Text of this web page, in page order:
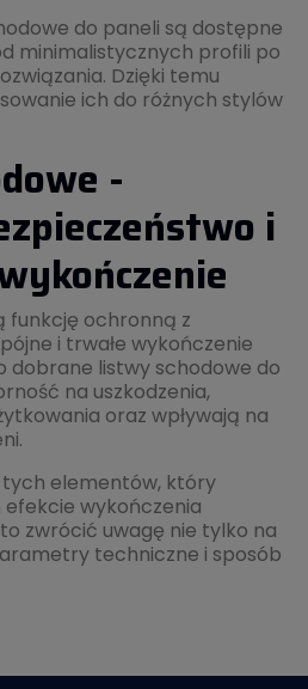
do paneli są dostępne
minimalistycznych profili po
Dzięki temu
ich do różnych stylów
-
i
funkcję ochronną z
i trwałe wykończenie
dobrane listwy schodowe do
na uszkodzenia,
oraz wpływają na
elementów, który
wykończenia
zwrócić uwagę nie tylko na
techniczne i sposób